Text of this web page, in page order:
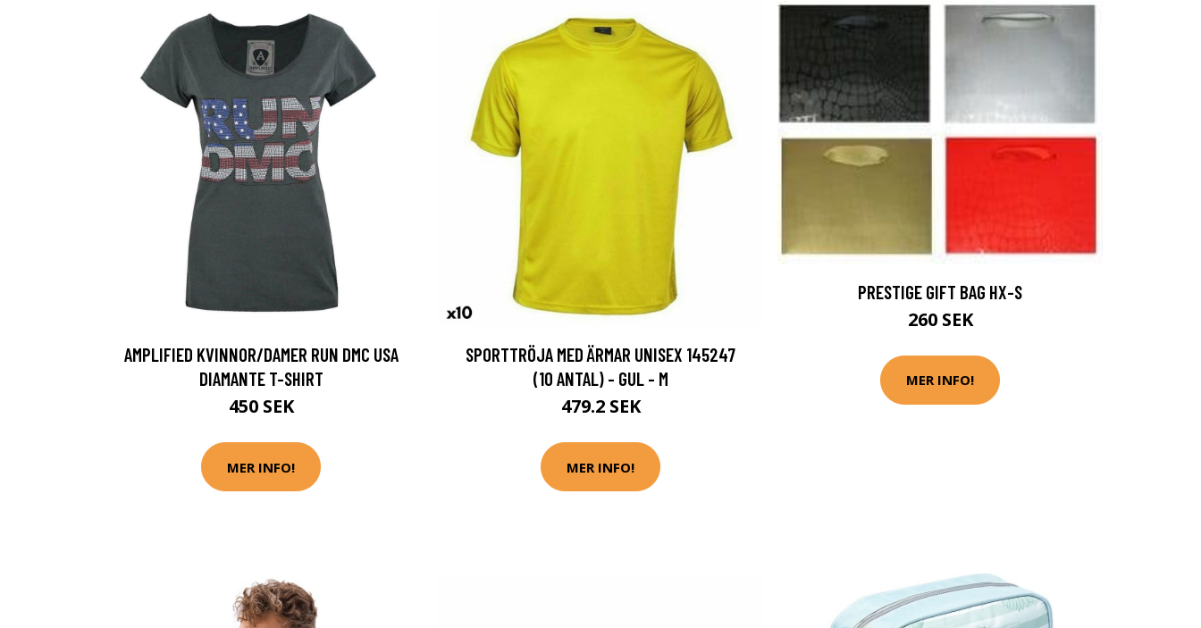
AMPLIFIED KVINNOR/DAMER RUN DMC USA
DIAMANTE T-SHIRT
450 SEK
MER INFO!
SPORTTRÖJA MED ÄRMAR UNISEX 145247
(10 ANTAL) - GUL - M
479.2 SEK
MER INFO!
PRESTIGE GIFT BAG HX-S
260 SEK
MER INFO!